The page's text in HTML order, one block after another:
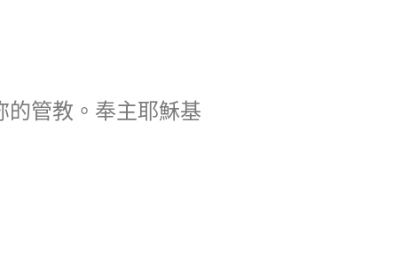
的管教。奉主耶穌基